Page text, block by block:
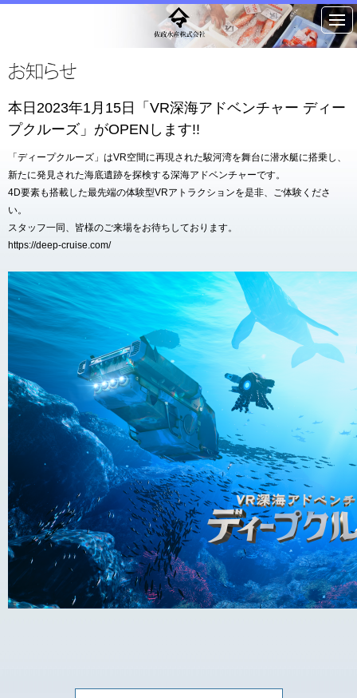
本日2023年1月15日「VR深海アドベンチャー ディー
プクルーズ」がOPENします!!
「ディープクルーズ」はVR空間に再現された駿河湾を舞台に潜水艇に搭乗し、
新たに発見された海底遺跡を探検する深海アドベンチャーです。
4D要素も搭載した最先端の体験型VRアトラクションを是非、ご体験くださ
い。
スタッフ一同、皆様のご来場をお待ちしております。
https://deep-cruise.com/